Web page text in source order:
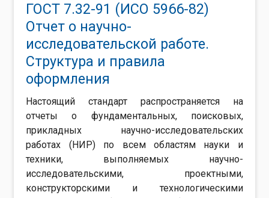
ГОСТ 7.32-91 (ИСО 5966-82)
Отчет о научно-
исследовательской работе.
Структура и правила
оформления
Настоящий стандарт распространяется на
отчеты о фундаментальных, поисковых,
прикладных научно-исследовательских
работах (НИР) по всем областям науки и
техники, выполняемых научно-
исследовательскими, проектными,
конструкторскими и технологическими